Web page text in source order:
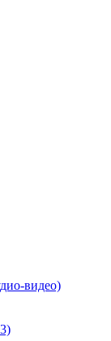
видео)